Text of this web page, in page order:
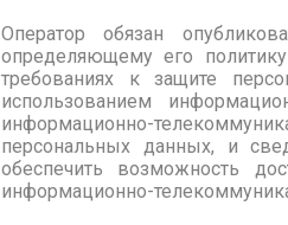
Оператор обязан
определяющему его
требованиях к защите
использованием
информационно-
персональных данных, и
обеспечить возможность
информационно-